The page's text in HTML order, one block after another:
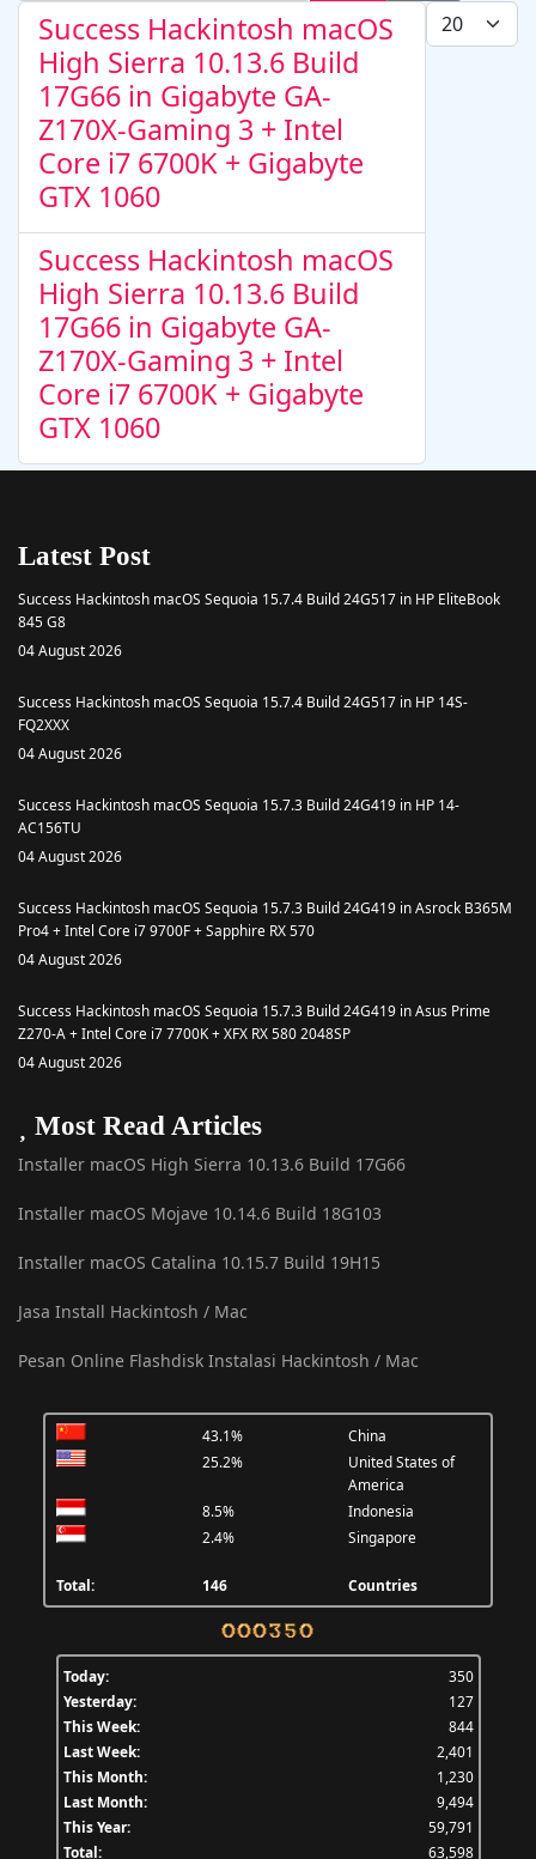
Display #
Success Hackintosh macOS
High Sierra 10.13.6 Build
17G66 in Gigabyte GA-
Z170X-Gaming 3 + Intel
Core i7 6700K + Gigabyte
GTX 1060
Success Hackintosh macOS
High Sierra 10.13.6 Build
17G66 in Gigabyte GA-
Z170X-Gaming 3 + Intel
Core i7 6700K + Gigabyte
GTX 1060
Latest Post
Success Hackintosh macOS Sequoia 15.7.4 Build 24G517 in HP EliteBook
845 G8
04 August 2026
Success Hackintosh macOS Sequoia 15.7.4 Build 24G517 in HP 14S-
FQ2XXX
04 August 2026
Success Hackintosh macOS Sequoia 15.7.3 Build 24G419 in HP 14-
AC156TU
04 August 2026
Success Hackintosh macOS Sequoia 15.7.3 Build 24G419 in Asrock B365M
Pro4 + Intel Core i7 9700F + Sapphire RX 570
04 August 2026
Success Hackintosh macOS Sequoia 15.7.3 Build 24G419 in Asus Prime
Z270-A + Intel Core i7 7700K + XFX RX 580 2048SP
04 August 2026
Most Read Articles
Installer macOS High Sierra 10.13.6 Build 17G66
Installer macOS Mojave 10.14.6 Build 18G103
Installer macOS Catalina 10.15.7 Build 19H15
Jasa Install Hackintosh / Mac
Pesan Online Flashdisk Instalasi Hackintosh / Mac
43.1%
China
25.2%
United States of
America
8.5%
Indonesia
2.4%
Singapore
Total: 146 Countries
Today:
350
Yesterday:
127
This Week:
844
Last Week:
2,401
This Month:
1,230
Last Month:
9,494
This Year:
59,791
Total:
63,598